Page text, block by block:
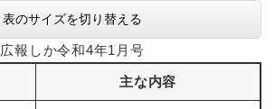
表のサイズを切り替える
広報しか令和4年1月号
主な内容